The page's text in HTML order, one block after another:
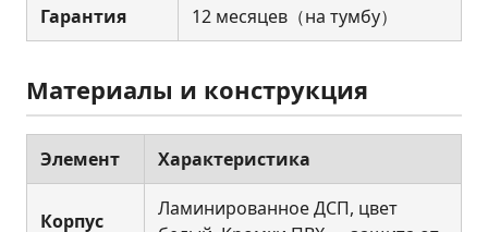
Гарантия 12 месяцев（на тумбу）
Материалы и конструкция
Элемент Характеристика
Корпус
Ламинированное ДСП, цвет